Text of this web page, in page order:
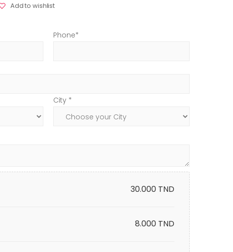
Add to wishlist
Phone*
City *
30.000 TND
8.000 TND